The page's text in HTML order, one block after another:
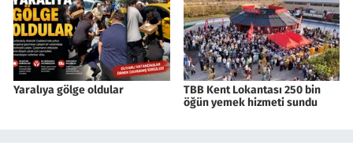
Yaralıya gölge oldular
TBB Kent Lokantası 250 bin
öğün yemek hizmeti sundu